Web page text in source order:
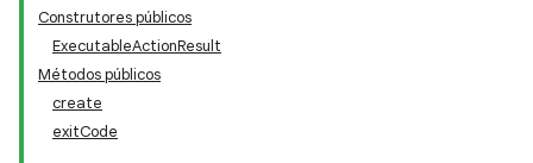
Construtores públicos
ExecutableActionResult
Métodos públicos
create
exitCode